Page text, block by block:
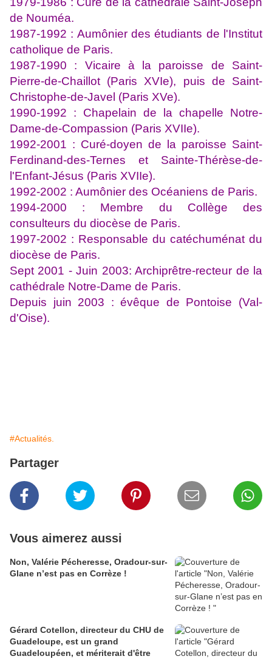
de Nouméa.
1987-1992 : Aumônier des étudiants de l'Institut
catholique de Paris.
1987-1990 : Vicaire à la paroisse de Saint-
Pierre-de-Chaillot (Paris XVIe), puis de Saint-
Christophe-de-Javel (Paris XVe).
1990-1992 : Chapelain de la chapelle Notre-
Dame-de-Compassion (Paris XVIIe).
1992-2001 : Curé-doyen de la paroisse Saint-
Ferdinand-des-Ternes et Sainte-Thérèse-de-
l'Enfant-Jésus (Paris XVIIe).
1992-2002 : Aumônier des Océaniens de Paris.
1994-2000 : Membre du Collège des
consulteurs du diocèse de Paris.
1997-2002 : Responsable du catéchuménat du
diocèse de Paris.
Sept 2001 - Juin 2003: Archiprêtre-recteur de la
cathédrale Notre-Dame de Paris.
Depuis juin 2003 : évêque de Pontoise (Val-
d'Oise).
#Actualités.
Partager
Vous aimerez aussi
Non, Valérie Pécheresse, Oradour-sur-
Glane n’est pas en Corrèze !
Gérard Cotellon, directeur du CHU de
Guadeloupe, est un grand
Guadeloupéen, et mériterait d'être